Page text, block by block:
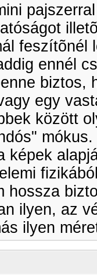
feszítõnél
ennél
biztos,
egy
között
mókus.
képek
hossza
ilyen, az
ilyen